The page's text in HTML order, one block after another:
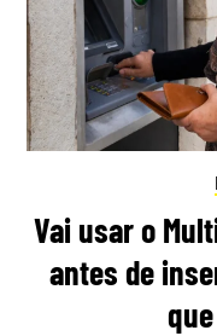
Vai usar o
antes de